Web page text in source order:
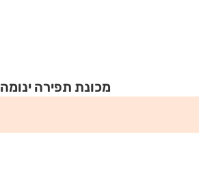
מכונת תפירה ינומה(1)